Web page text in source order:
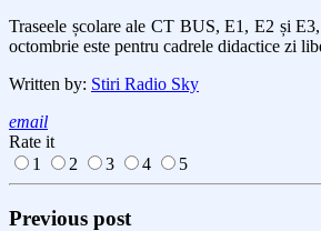
Traseele școlare ale CT BUS, E1, E2 și
octombrie este pentru cadrele didactice zi
Written by: Stiri Radio Sky
email
Rate it
1
2 3 4 5
Previous post